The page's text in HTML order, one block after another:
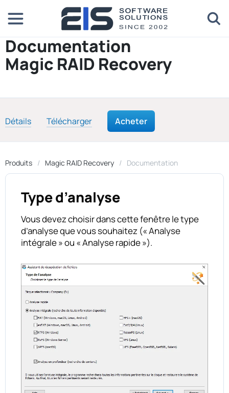
Documentation
Magic RAID Recovery
Détails Télécharger Acheter
Produits Magic RAID Recovery Documentation
Type d’analyse
Vous devez choisir dans cette fenêtre le type
d’analyse que vous souhaitez (« Analyse
intégrale » ou « Analyse rapide »).